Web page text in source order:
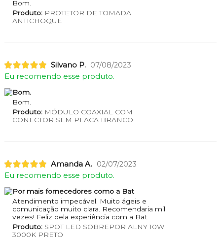
Bom.
Produto:PROTETOR DE TOMADA
ANTICHOQUE
Silvano P. 07/08/2023
Eu recomendo esse produto.
Bom.
Bom.
Produto:MÓDULO COAXIAL COM
CONECTOR SEM PLACA BRANCO
Amanda A. 02/07/2023
Eu recomendo esse produto.
Por mais fornecedores como a Bat
Atendimento impecável. Muito ágeis e
comunicação muito clara. Recomendaria mil
vezes! Feliz pela experiência com a Bat
Produto:SPOT LED SOBREPOR ALNY 10W
3000K PRETO